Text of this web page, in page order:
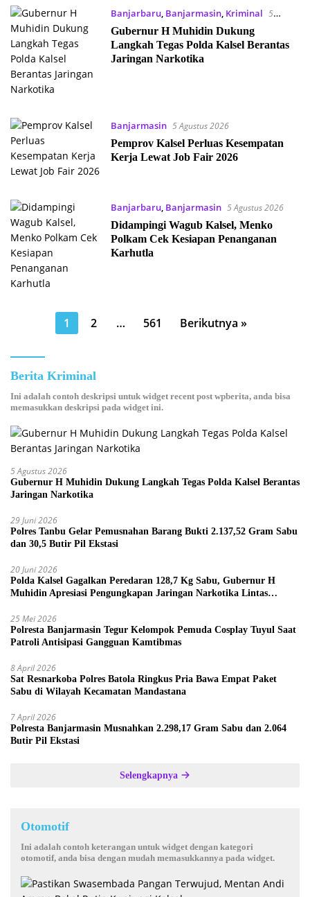
Banjarbaru, Banjarmasin, Kriminal 5
Agustus 2026
Gubernur H Muhidin Dukung
Langkah Tegas Polda Kalsel Berantas
Jaringan Narkotika
Banjarmasin 5 Agustus 2026
Pemprov Kalsel Perluas Kesempatan
Kerja Lewat Job Fair 2026
Banjarbaru, Banjarmasin 5 Agustus 2026
Didampingi Wagub Kalsel, Menko
Polkam Cek Kesiapan Penanganan
Karhutla
1 2 … 561 Berikutnya »
Berita Kriminal
Ini adalah contoh deskripsi untuk widget recent post wpberita, anda bisa
memasukkan deskripsi pada widget ini.
5 Agustus 2026
Gubernur H Muhidin Dukung Langkah Tegas Polda Kalsel Berantas
Jaringan Narkotika
29 Juni 2026
Polres Tanbu Gelar Pemusnahan Barang Bukti 2.137,52 Gram Sabu
dan 30,5 Butir Pil Ekstasi
20 Juni 2026
Polda Kalsel Gagalkan Peredaran 128,7 Kg Sabu, Gubernur H
Muhidin Apresiasi Pengungkapan Jaringan Narkotika Lintas
25 Mei 2026
Polresta Banjarmasin Tegur Kelompok Pemuda Cosplay Tuyul Saat
Patroli Antisipasi Gangguan Kamtibmas
8 April 2026
Sat Resnarkoba Polres Batola Ringkus Pria Bawa Empat Paket
Sabu di Wilayah Kecamatan Mandastana
7 April 2026
Polresta Banjarmasin Musnahkan 2.298,17 Gram Sabu dan 2.064
Butir Pil Ekstasi
Selengkapnya
Otomotif
Ini adalah contoh keterangan untuk widget dengan kategori
otomotif, anda bisa dengan mudah memasukkannya pada widget.